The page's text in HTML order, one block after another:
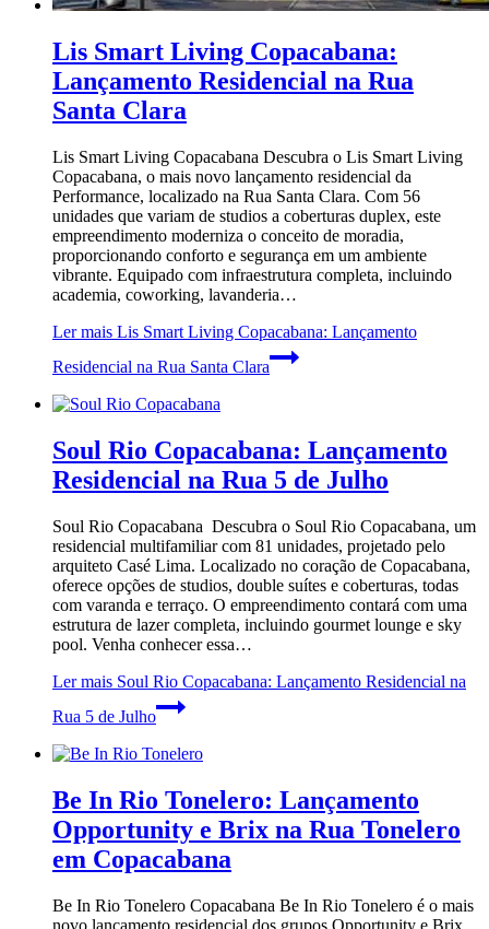
Lis Smart Living Copacabana:
Lançamento Residencial na Rua
Santa Clara
Lis Smart Living Copacabana Descubra o Lis Smart Living
Copacabana, o mais novo lançamento residencial da
Performance, localizado na Rua Santa Clara. Com 56
unidades que variam de studios a coberturas duplex, este
empreendimento moderniza o conceito de moradia,
proporcionando conforto e segurança em um ambiente
vibrante. Equipado com infraestrutura completa, incluindo
academia, coworking, lavanderia…
Ler mais Lis Smart Living Copacabana: Lançamento
Residencial na Rua Santa Clara
Soul Rio Copacabana: Lançamento
Residencial na Rua 5 de Julho
Soul Rio Copacabana Descubra o Soul Rio Copacabana, um
residencial multifamiliar com 81 unidades, projetado pelo
arquiteto Casé Lima. Localizado no coração de Copacabana,
oferece opções de studios, double suítes e coberturas, todas
com varanda e terraço. O empreendimento contará com uma
estrutura de lazer completa, incluindo gourmet lounge e sky
pool. Venha conhecer essa…
Ler mais Soul Rio Copacabana: Lançamento Residencial na
Rua 5 de Julho
Be In Rio Tonelero: Lançamento
Opportunity e Brix na Rua Tonelero
em Copacabana
Be In Rio Tonelero Copacabana Be In Rio Tonelero é o mais
novo lançamento residencial dos grupos Opportunity e Brix